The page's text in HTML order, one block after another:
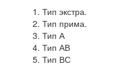
Тип экстра.
Тип прима.
Тип А
Тип АВ
Тип ВС